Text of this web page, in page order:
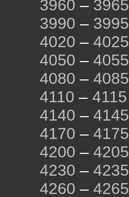
3960 – 3965
3990 – 3995
4020 – 4025
4050 – 4055
4080 – 4085
4110 – 4115
4140 – 4145
4170 – 4175
4200 – 4205
4230 – 4235
4260 – 4265